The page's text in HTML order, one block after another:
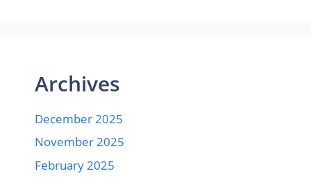
Archives
December 2025
November 2025
February 2025